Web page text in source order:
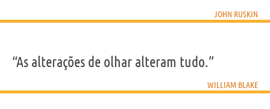
JOHN RUSKIN
“As alterações de olhar alteram tudo.”
WILLIAM BLAKE